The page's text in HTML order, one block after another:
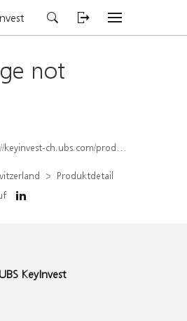
not
ch.ubs.com/produkt/detail/index/isin/CH1572307242
Produktdetail
KeyInvest